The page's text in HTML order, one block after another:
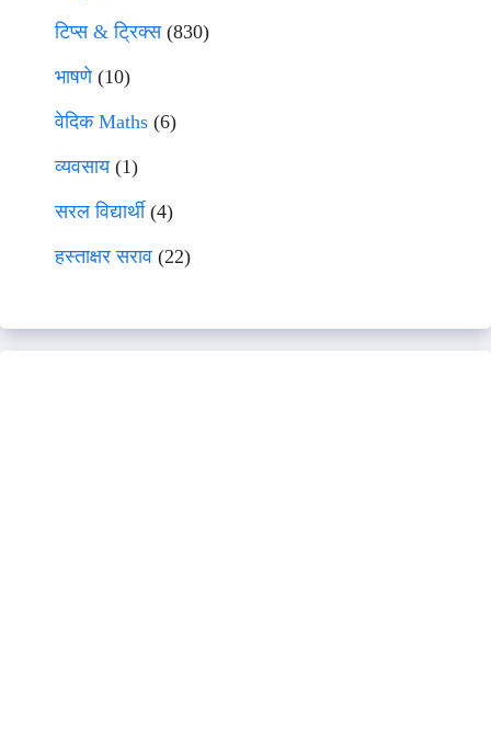
टिप्स & ट्रिक्स(830)
भाषणे(10)
वेदिक Maths (6)
व्यवसाय(1)
सरल विद्यार्थी(4)
हस्ताक्षर सराव (22)